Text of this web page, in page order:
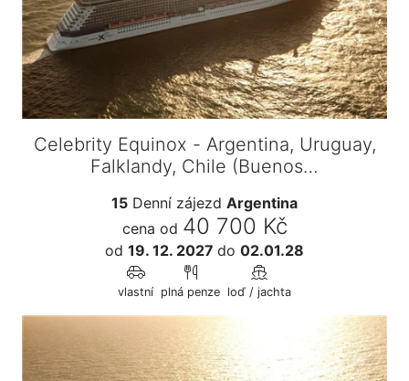
Celebrity Equinox - Argentina, Uruguay,
Falklandy, Chile (Buenos…
15 Denní zájezd Argentina
cena od 40 700 Kč
od 19. 12. 2027 do 02.01.28
vlastní plná penze loď / jachta